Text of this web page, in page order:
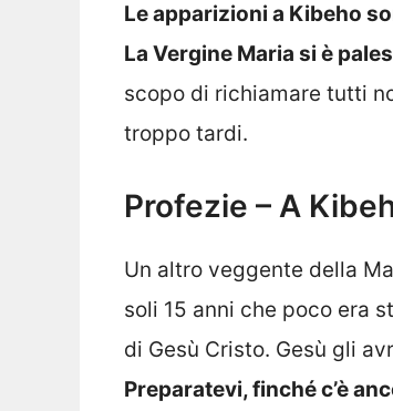
Le apparizioni a Kibeho
La Vergine Maria si è
scopo di richiamare tutti
troppo tardi.
Profezie – A
Un altro veggente della
soli 15 anni che poco era
di Gesù Cristo. Gesù gli
Preparatevi, finché c’è